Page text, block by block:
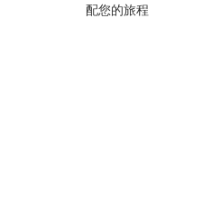
配您的旅程